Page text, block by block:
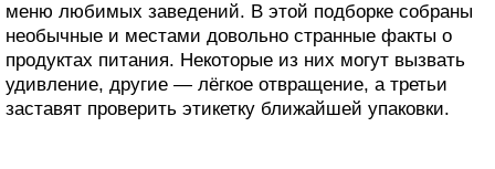
меню любимых заведений. В этой подборке собраны
необычные и местами довольно странные факты о
продуктах питания. Некоторые из них могут вызвать
удивление, другие — лёгкое отвращение, а третьи
заставят проверить этикетку ближайшей упаковки.